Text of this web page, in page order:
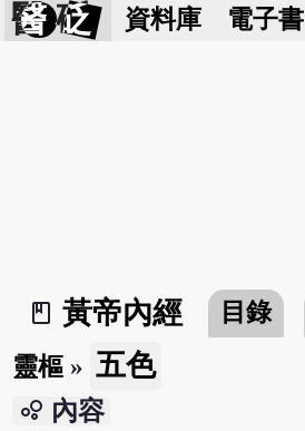
醫 砭 資料庫 電子書
book_2
黃帝內經 目錄
靈樞 » 五色
bubble_chart 內容